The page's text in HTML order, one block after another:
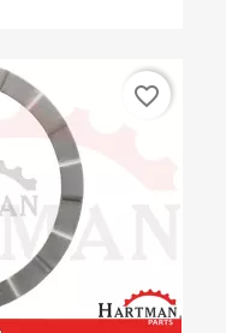
favorite_border